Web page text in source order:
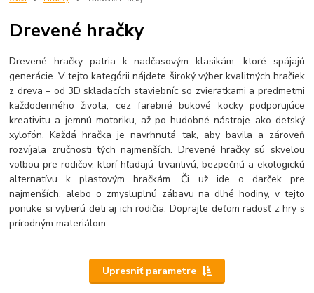
Drevené hračky
Drevené hračky patria k nadčasovým klasikám, ktoré spájajú
generácie. V tejto kategórii nájdete široký výber kvalitných hračiek
z dreva – od 3D skladacích staviebníc so zvieratkami a predmetmi
každodenného života, cez farebné bukové kocky podporujúce
kreativitu a jemnú motoriku, až po hudobné nástroje ako detský
xylofón. Každá hračka je navrhnutá tak, aby bavila a zároveň
rozvíjala zručnosti tých najmenších. Drevené hračky sú skvelou
voľbou pre rodičov, ktorí hľadajú trvanlivú, bezpečnú a ekologickú
alternatívu k plastovým hračkám. Či už ide o darček pre
najmenších, alebo o zmysluplnú zábavu na dlhé hodiny, v tejto
ponuke si vyberú deti aj ich rodičia. Doprajte deťom radosť z hry s
prírodným materiálom.
Upresniť parametre